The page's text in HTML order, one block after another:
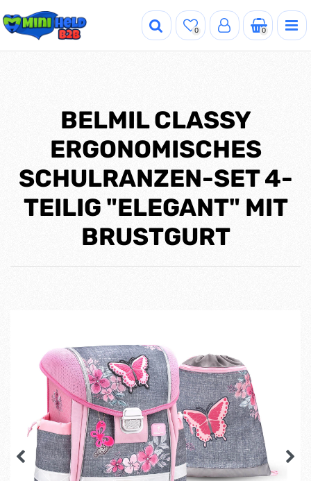
0 0
BELMIL CLASSY
ERGONOMISCHES
SCHULRANZEN-SET 4-
TEILIG "ELEGANT" MIT
BRUSTGURT